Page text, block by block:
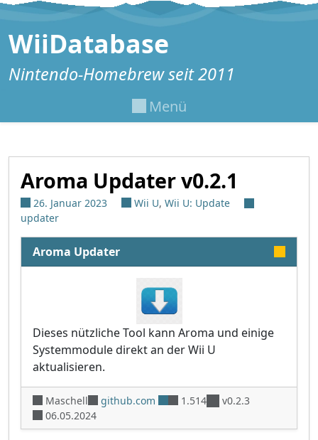
Zum Inhalt springen
WiiDatabase
Nintendo-Homebrew seit 2011
Menü
Aroma Updater v0.2.1
26. Januar 2023 Wii U, Wii U: Update
updater
Aroma Updater
Dieses nützliche Tool kann Aroma und einige
Systemmodule direkt an der Wii U
aktualisieren.
Maschell github.com 1.514
v0.2.3
06.05.2024